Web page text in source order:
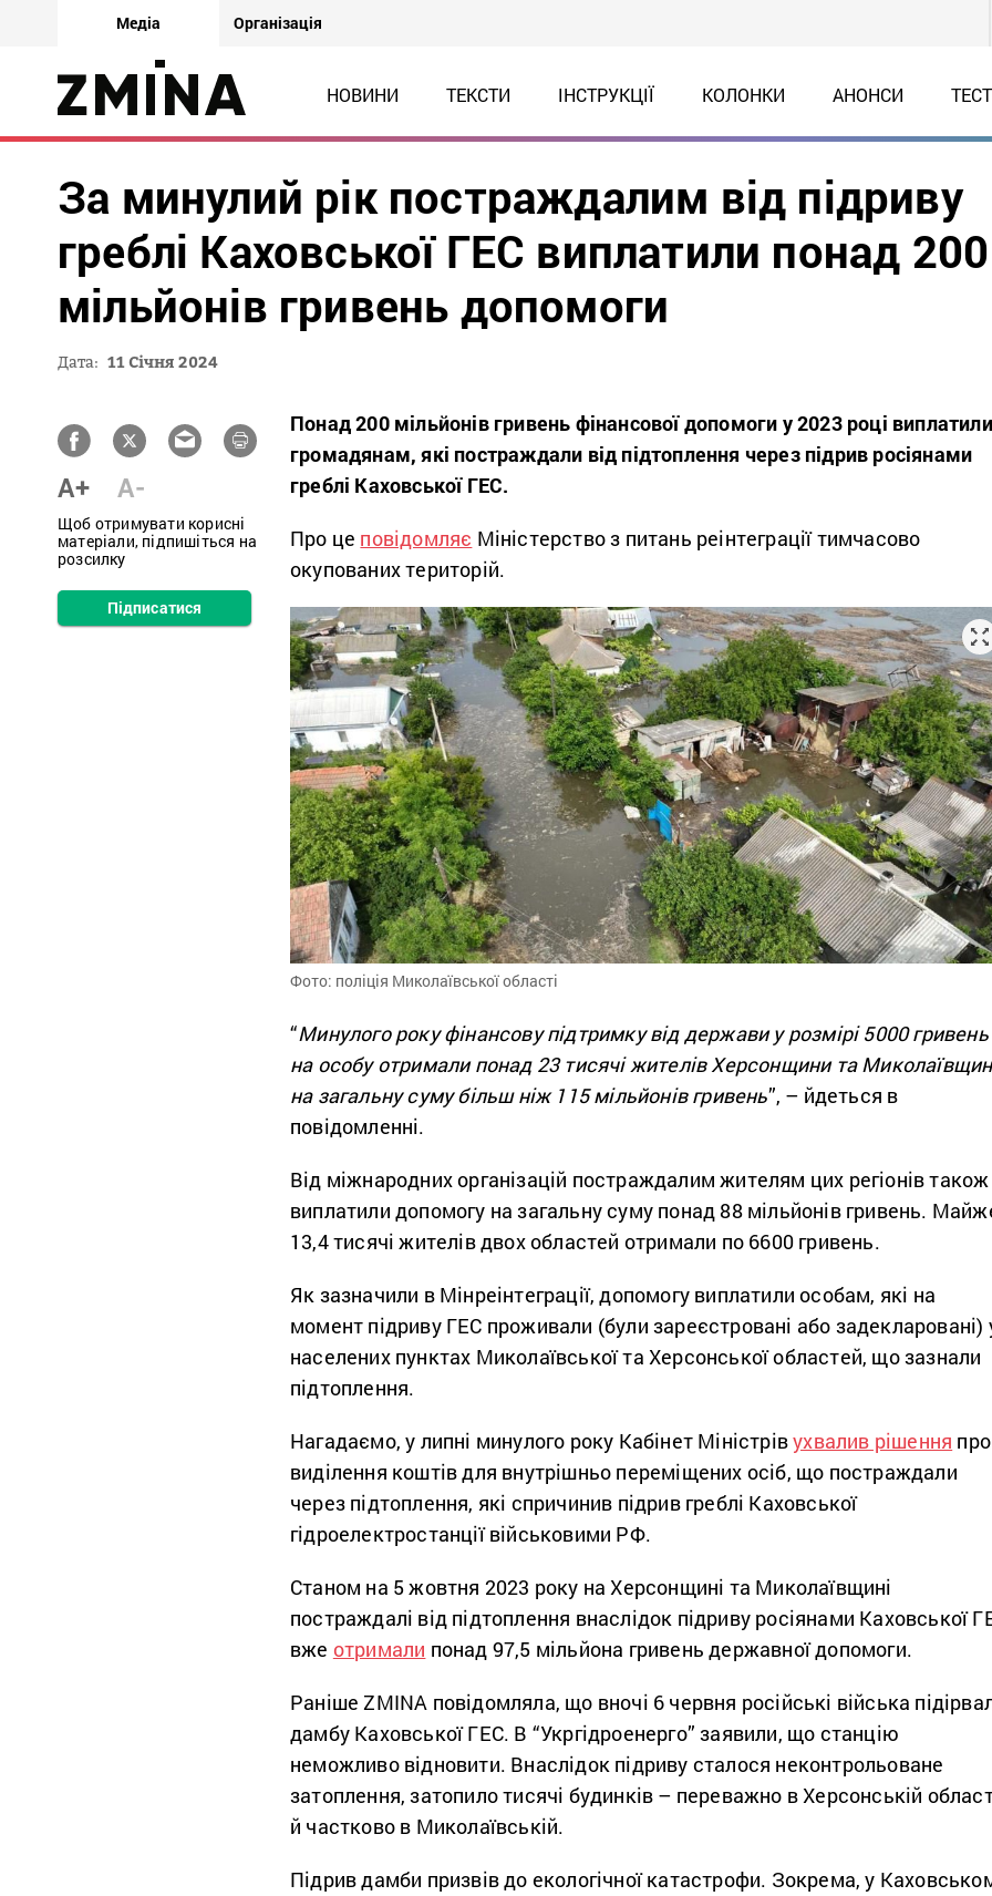
Медіа Організація
НОВИНИ ТЕКСТИ ІНСТРУКЦІЇ КОЛОНКИ АНОНСИ
За минулий рік постраждалим від підриву
греблі Каховської ГЕС виплатили понад 200
мільйонів гривень допомоги
Дата: 11 Січня 2024
A+ A-
Щоб отримувати корисні
матеріали, підпишіться на
розсилку
Підписатися
Понад 200 мільйонів гривень фінансової допомоги у 2023 році виплатили
громадянам, які постраждали від підтоплення через підрив росіянами
греблі Каховської ГЕС.
Про це повідомляє Міністерство з питань реінтеграції тимчасово
окупованих територій.
Фото: поліція Миколаївської області
“Минулого року фінансову підтримку від держави у розмірі 5000 гривень
на особу отримали понад 23 тисячі жителів Херсонщини та
на загальну суму більш ніж 115 мільйонів гривень”, – йдеться в
повідомленні.
Від міжнародних організацій постраждалим жителям цих регіонів також
виплатили допомогу на загальну суму понад 88 мільйонів гривень.
13,4 тисячі жителів двох областей отримали по 6600 гривень.
Як зазначили в Мінреінтеграції, допомогу виплатили особам, які на
момент підриву ГЕС проживали (були зареєстровані або задекларовані)
населених пунктах Миколаївської та Херсонської областей, що зазнали
підтоплення.
Нагадаємо, у липні минулого року Кабінет Міністрівухвалив рішення про
виділення коштів для внутрішньо переміщених осіб, що постраждали
через підтоплення, які спричинив підрив греблі Каховської
гідроелектростанції військовими РФ.
Станом на 5 жовтня 2023 року на Херсонщині та Миколаївщині
постраждалі від підтоплення внаслідок підриву росіянами Каховської
вже отримали понад 97,5 мільйона гривень державної допомоги.
Раніше ZMINA повідомляла, що вночі 6 червня російські війська
дамбу Каховської ГЕС. В “Укргідроенерго” заявили, що станцію
неможливо відновити. Внаслідок підриву сталося неконтрольоване
затоплення, затопило тисячі будинків – переважно в Херсонській
й частково в Миколаївській.
Підрив дамби призвів до екологічної катастрофи. Зокрема, у